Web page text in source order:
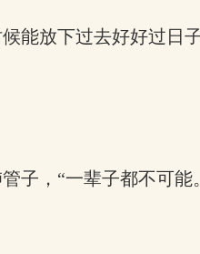
能放下过去好好过日
子，“一辈子都不可能